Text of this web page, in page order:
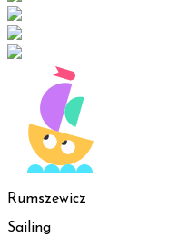
Rumszewicz
Sailing